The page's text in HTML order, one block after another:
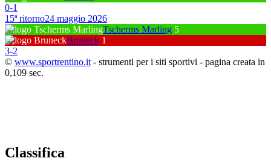
0-1
15ª ritorno24 maggio 2026
Tscherms Marling 5
Bruneck 1
3-2
© www.sportrentino.it - strumenti per i siti sportivi - pagina creata in
0,109 sec.
Classifica